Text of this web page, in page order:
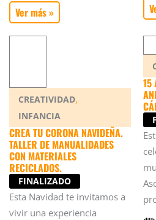
Ver más »
CREATIVIDAD,
INFANCIA
CREA TU CORONA NAVIDEÑA.
TALLER DE MANUALIDADES
CON MATERIALES
RECICLADOS.
FINALIZADO
Esta Navidad te invitamos a
vivir una experiencia
15